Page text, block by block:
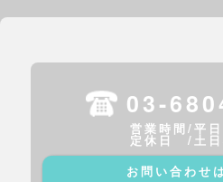
03-
営業時間/平
定休日 /土日
お問い合わせ